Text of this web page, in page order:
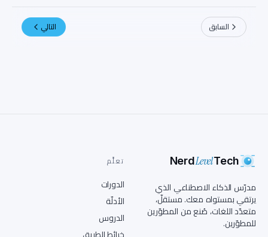
السابق التالي
NerdLevelTech
مدرّس الذكاء الاصطناعي الذي
يرتقي بمستواه معك. مستقلّ،
متعدّد اللغات، صُنع من المطوّرين
للمطوّرين.
تعلَّم
الدورات
الأدلّة
الدروس
خرائط الطريق